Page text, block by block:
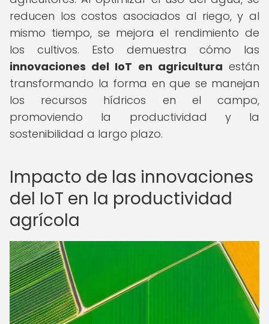
reducen los costos asociados al riego, y al
mismo tiempo, se mejora el rendimiento de
los cultivos. Esto demuestra cómo las
innovaciones del IoT en agricultura están
transformando la forma en que se manejan
los recursos hídricos en el campo,
promoviendo la productividad y la
sostenibilidad a largo plazo.
Impacto de las innovaciones
del IoT en la productividad
agrícola